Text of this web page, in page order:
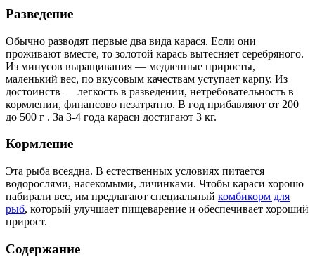
Разведение
Обычно разводят первые два вида карася. Если они
проживают вместе, то золотой карась вытесняет серебряного.
Из минусов выращивания — медленные приросты,
маленький вес, по вкусовым качествам уступает карпу. Из
достоинств — легкость в разведении, нетребовательность в
кормлении, финансово незатратно. В год прибавляют от 200
до 500 г . За 3-4 года караси достигают 3 кг.
Кормление
Эта рыба всеядна. В естественных условиях питается
водорослями, насекомыми, личинками. Чтобы караси хорошо
набирали вес, им предлагают специальный комбикорм для
рыб, который улучшает пищеварение и обеспечивает хороший
прирост.
Содержание